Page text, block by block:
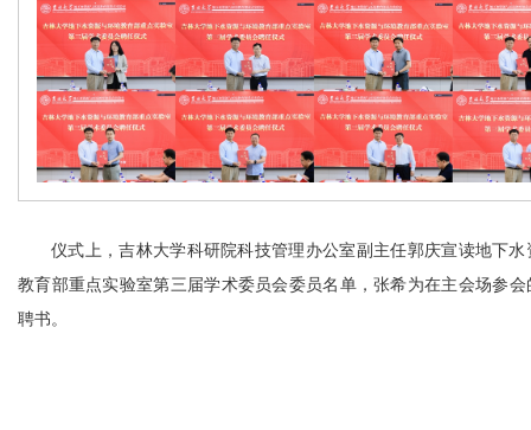
仪式上，吉林大学科研院科技管理办公室副主任郭庆宣读地下水
教育部重点实验室第三届学术委员会委员名单，张希为在主会场参会
聘书。